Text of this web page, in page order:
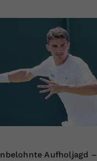
Aufholjagd –